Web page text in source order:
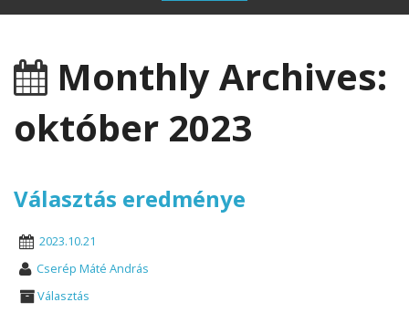
Monthly Archives:
október 2023
Választás eredménye
2023.10.21
Cserép Máté András
Választás